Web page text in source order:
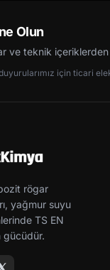
Olun
ve teknik
için ticari
rögar
yağmur suyu
TS EN
gücüdür.